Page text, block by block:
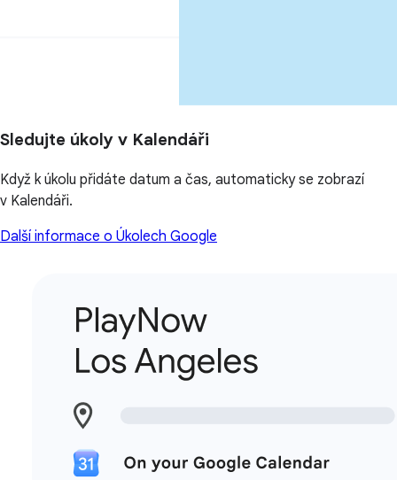
Sledujte úkoly v Kalendáři
Když k úkolu přidáte datum a čas, automaticky se zobrazí
v Kalendáři.
Další informace o Úkolech Google